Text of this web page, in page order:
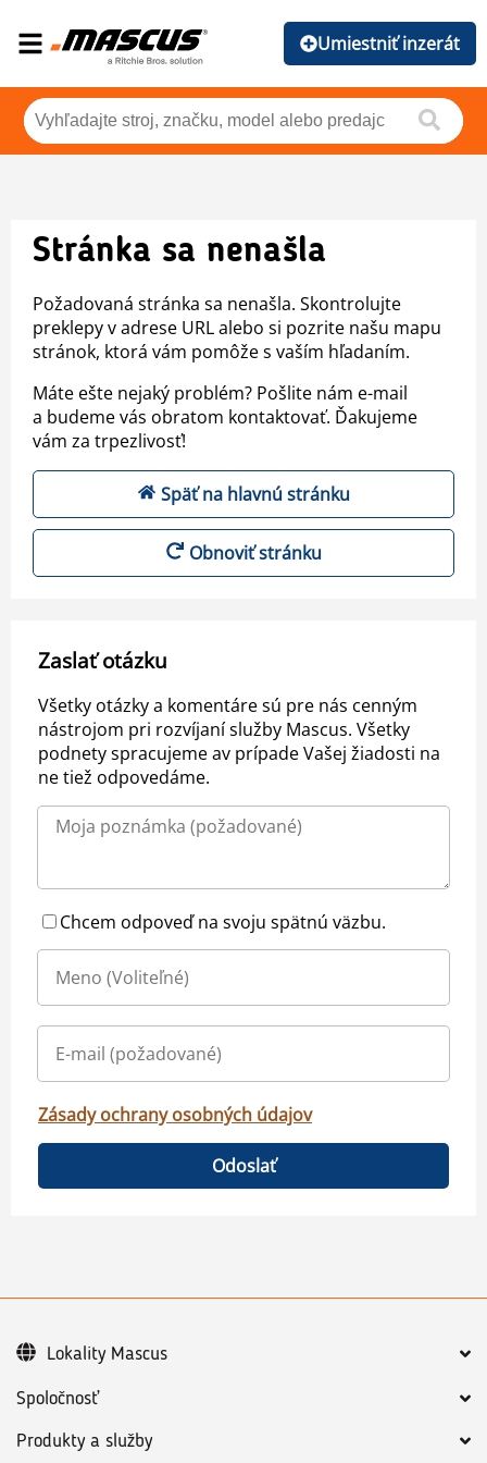
Umiestniť inzerát
Stránka sa nenašla
Požadovaná stránka sa nenašla. Skontrolujte
preklepy v adrese URL alebo si pozrite našu mapu
stránok, ktorá vám pomôže s vaším hľadaním.
Máte ešte nejaký problém? Pošlite nám e-mail
a budeme vás obratom kontaktovať. Ďakujeme
vám za trpezlivosť!
Späť na hlavnú stránku
Obnoviť stránku
Zaslať otázku
Všetky otázky a komentáre sú pre nás cenným
nástrojom pri rozvíjaní služby Mascus. Všetky
podnety spracujeme av prípade Vašej žiadosti na
ne tiež odpovedáme.
Chcem odpoveď na svoju spätnú väzbu.
Zásady ochrany osobných údajov
Odoslať
Spoločnosť
Produkty a služby
Lokality Mascus